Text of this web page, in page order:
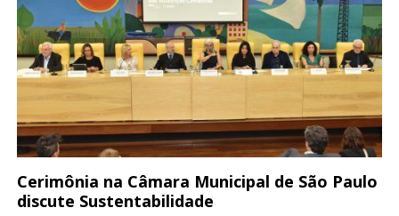
Cerimônia na Câmara Municipal de São Paulo
discute Sustentabilidade